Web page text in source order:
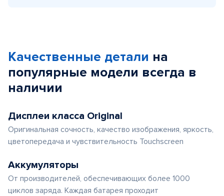
Качественные детали на
популярные модели всегда в
наличии
Дисплеи класса Original
Оригинальная сочность, качество изображения, яркость,
цветопередача и чувствительность Touchscreen
Аккумуляторы
От производителей, обеспечивающих более 1000
циклов заряда. Каждая батарея проходит